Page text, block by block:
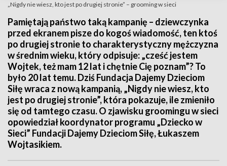
„Nigdy nie wiesz, kto jest po drugiej stronie” – grooming w sieci
Pamiętają państwo taką kampanię – dziewczynka
przed ekranem pisze do kogoś wiadomość, ten ktoś
po drugiej stronie to charakterystyczny mężczyzna
w średnim wieku, który odpisuje: „cześć jestem
Wojtek, też mam 12 lat i chętnie Cię poznam”? To
było 20 lat temu. Dziś Fundacja Dajemy Dzieciom
Siłę wraca z nową kampanią, „Nigdy nie wiesz, kto
jest po drugiej stronie”, która pokazuje, ile zmieniło
się od tamtego czasu. O zjawisku groomingu w sieci
opowiedział koordynator programu „Dziecko w
Sieci” Fundacji Dajemy Dzieciom Siłę, Łukaszem
Wojtasikiem.